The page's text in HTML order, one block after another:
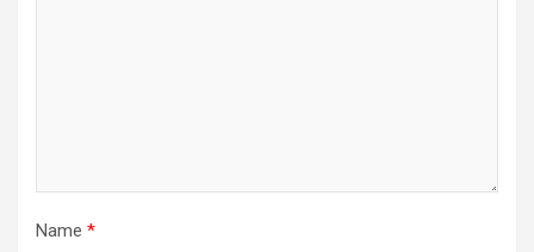
Name *